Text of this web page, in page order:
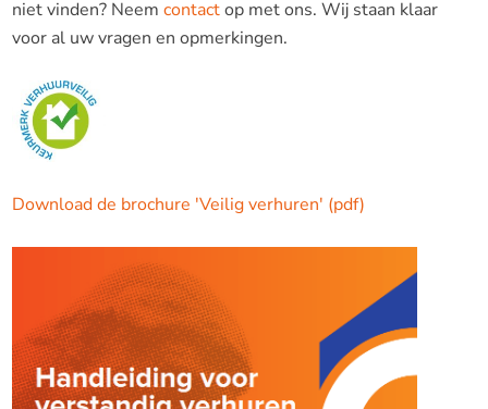
niet vinden? Neem contactop met ons. Wij staan klaar
voor al uw vragen en opmerkingen.
Download de brochure 'Veilig verhuren' (pdf)